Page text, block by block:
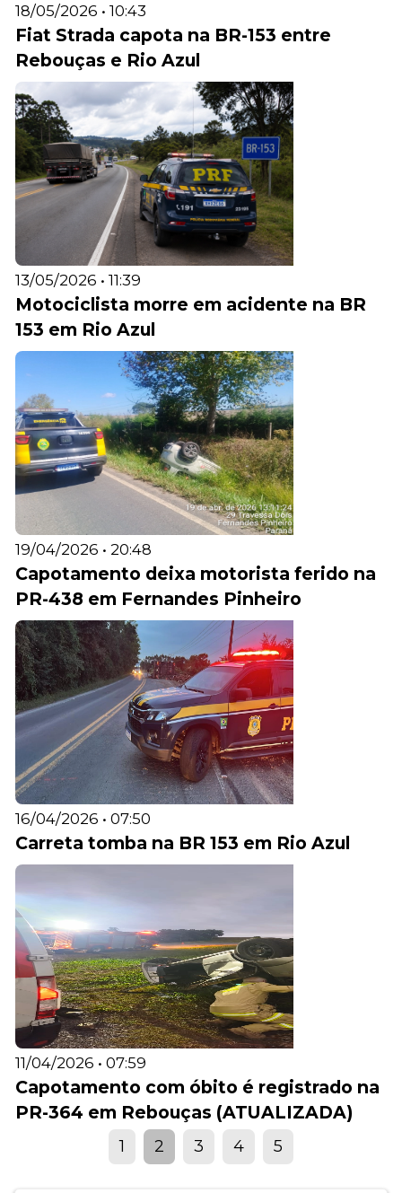
18/05/2026 • 10:43
Fiat Strada capota na BR-153 entre
Rebouças e Rio Azul
13/05/2026 • 11:39
Motociclista morre em acidente na BR
153 em Rio Azul
19/04/2026 • 20:48
Capotamento deixa motorista ferido na
PR-438 em Fernandes Pinheiro
16/04/2026 • 07:50
Carreta tomba na BR 153 em Rio Azul
11/04/2026 • 07:59
Capotamento com óbito é registrado na
PR-364 em Rebouças (ATUALIZADA)
1 2 3 4 5